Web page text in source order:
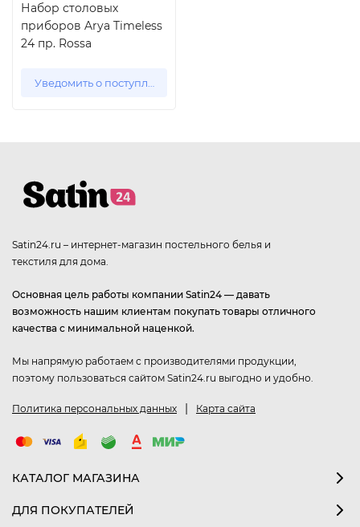
Набор столовых
приборов Arya Timeless
24 пр. Rossa
Уведомить о поступлении
Satin24.ru – интернет-магазин постельного белья и
текстиля для дома.
Основная цель работы компании Satin24 — давать
возможность нашим клиентам покупать товары отличного
качества с минимальной наценкой.
Мы напрямую работаем с производителями продукции,
поэтому пользоваться сайтом Satin24.ru выгодно и удобно.
Политика персональных данных | Карта сайта
КАТАЛОГ МАГАЗИНА
ДЛЯ ПОКУПАТЕЛЕЙ